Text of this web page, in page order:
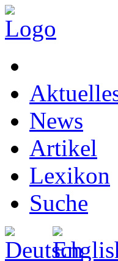
News
Artikel
Lexikon
Suche